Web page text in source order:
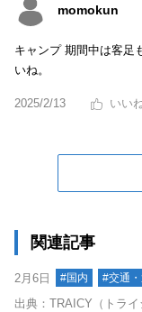
momokun
キャンプ 期間中は客足
いね。
2025/2/13
関連記事
2月6日 #国内 #交通
出典：TRAICY（トライ